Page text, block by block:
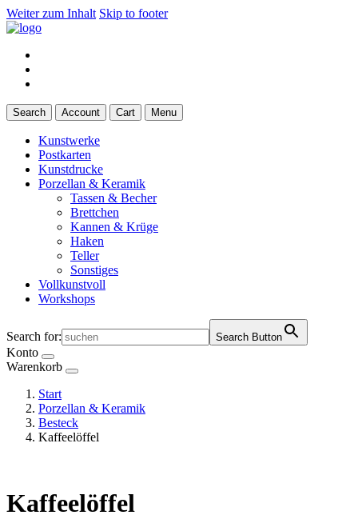
Weiter zum Inhalt Skip to footer
Search Account Cart Menu
Kunstwerke
Postkarten
Kunstdrucke
Porzellan & Keramik
Tassen & Becher
Brettchen
Kannen & Krüge
Haken
Teller
Sonstiges
Vollkunstvoll
Workshops
Search for: Search Button
Konto
Warenkorb
Start
Porzellan & Keramik
Besteck
Kaffeelöffel
Kaffeelöffel